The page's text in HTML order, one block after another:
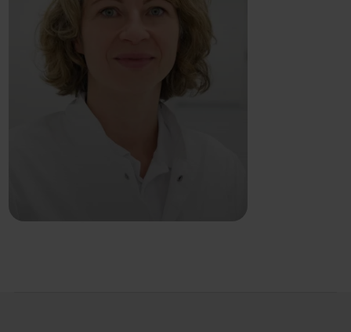
Gastroenterologie |
Notfallmedizin | DGVS Zertifikat
Neurogastroenterologie
Zum Profil